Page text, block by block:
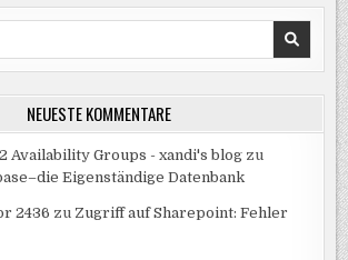
NEUESTE KOMMENTARE
Availability Groups - xandi's blog zu
Eigenständige Datenbank
2436 zu Zugriff auf Sharepoint: Fehler